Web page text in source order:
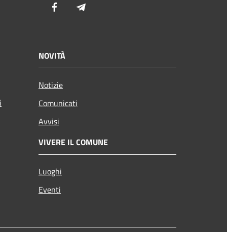
Facebook
NOVITÀ
Notizie
Comunicati
Avvisi
VIVERE IL COMUNE
Luoghi
Eventi